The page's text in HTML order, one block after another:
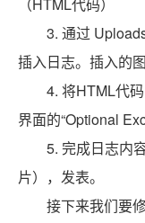
（HTML代码）
3. 通过
插入日志。插入的
4. 将HTML代
界面的“Optional
5. 完成日志内
片），发表。
接下来我们要